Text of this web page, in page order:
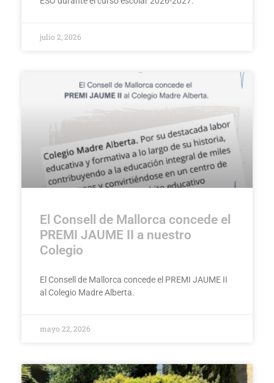
julio 2, 2026
El Consell de Mallorca concede el
PREMI JAUME II a nuestro
Colegio
El Consell de Mallorca concede el PREMI JAUME II
al Colegio Madre Alberta.
mayo 22, 2026